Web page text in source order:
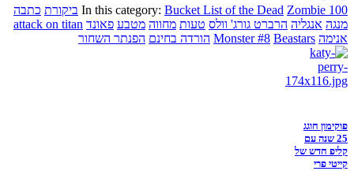
In this category: Bucket List of the Dead Zombie 100 ביקורת כתבה
מנגה אנגליה הרברט גורג' וולס טעות מחווה מטבע פאונד attack on titan
אנימה
Monster #8 Beastars הורדה בחינם הפנתר השחור
פוקימון חוגג
25 שנה עם
קליפ חדש של
קייטי פרי